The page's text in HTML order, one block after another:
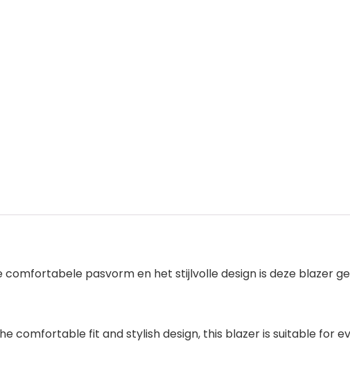
pasvorm en het stijlvolle design is deze blazer
comfortable fit and stylish design, this blazer is suitable for